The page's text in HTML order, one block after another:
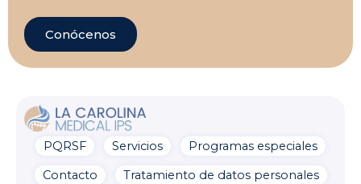
Conócenos
PQRSF Servicios
Programas especiales
Contacto
Tratamiento de datos personales
La Carolina Medical IPS